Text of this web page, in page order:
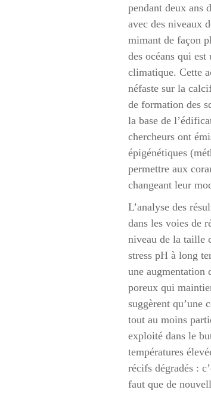
pendant deux ans
avec des niveaux
mimant de façon
des océans qui est
climatique. Cette
néfaste sur la
de formation des
la base de
chercheurs ont
épigénétiques
permettre aux
changeant leur
L’analyse des
dans les voies de
niveau de la taille
stress pH à long
une augmentation
poreux qui
suggèrent qu’une
tout au moins
exploité dans le
températures
récifs dégradés :
faut que de